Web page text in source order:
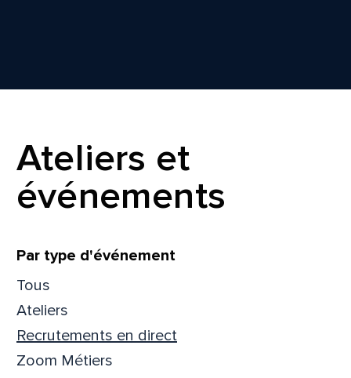
Ateliers et
événements
Filtrer
Par type d'événement
Tous
Ateliers
Recrutements en direct
Zoom Métiers